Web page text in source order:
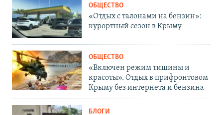
ОБЩЕСТВО
«Отдых с талонами на бензин»:
курортный сезон в Крыму
ОБЩЕСТВО
«Включен режим тишины и
красоты». Отдых в прифронтовом
Крыму без интернета и бензина
БЛОГИ